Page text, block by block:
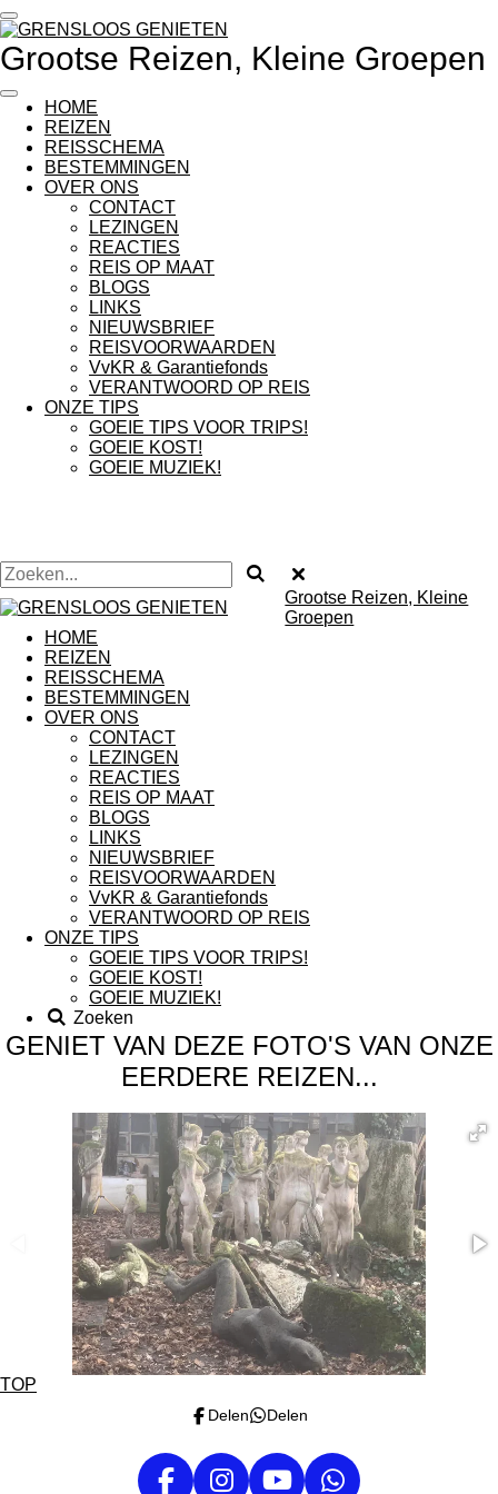
Ga
direct
naar
hoofdinhoud
Grootse Reizen, Kleine Groepen
HOME
REIZEN
REISSCHEMA
BESTEMMINGEN
OVER ONS
CONTACT
LEZINGEN
REACTIES
REIS OP MAAT
BLOGS
LINKS
NIEUWSBRIEF
REISVOORWAARDEN
VvKR & Garantiefonds
VERANTWOORD OP REIS
ONZE TIPS
GOEIE TIPS VOOR TRIPS!
GOEIE KOST!
GOEIE MUZIEK!
Grootse Reizen, Kleine
Groepen
HOME
REIZEN
REISSCHEMA
BESTEMMINGEN
OVER ONS
CONTACT
LEZINGEN
REACTIES
REIS OP MAAT
BLOGS
LINKS
NIEUWSBRIEF
REISVOORWAARDEN
VvKR & Garantiefonds
VERANTWOORD OP REIS
ONZE TIPS
GOEIE TIPS VOOR TRIPS!
GOEIE KOST!
GOEIE MUZIEK!
Zoeken
GENIET VAN DEZE FOTO'S VAN ONZE
EERDERE REIZEN...
TOP
Delen Delen